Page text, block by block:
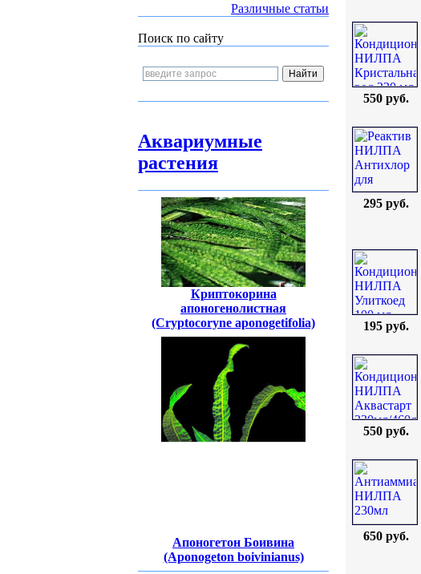
Различные статьи
Поиск по сайту
Аквариумные
растения
Криптокорина
апоногенолистная
(Cryptocoryne aponogetifolia)
Апоногетон Боивина
(Aponogeton boivinianus)
550 руб.
295 руб.
195 руб.
550 руб.
650 руб.